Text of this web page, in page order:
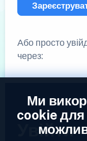
Або просто
через:
Увійти
Ми
cookie